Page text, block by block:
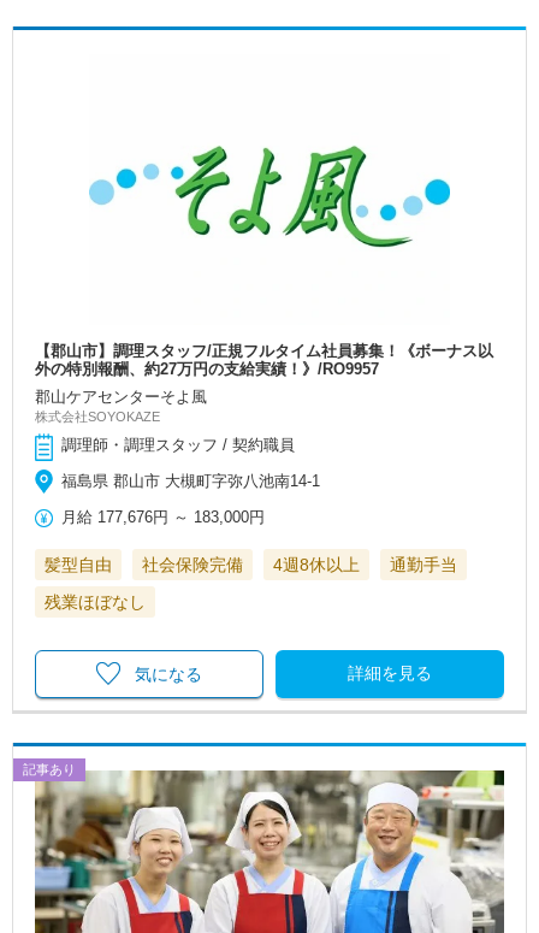
【郡山市】調理スタッフ/正規フルタイム社員募集！《ボーナス以
外の特別報酬、約27万円の支給実績！》/RO9957
郡山ケアセンターそよ風
株式会社SOYOKAZE
調理師・調理スタッフ / 契約職員
福島県 郡山市 大槻町字弥八池南14-1
月給 177,676円 ～ 183,000円
髪型自由 社会保険完備 4週8休以上
通勤手当
残業ほぼなし
詳細を見る
気になる
記事あり